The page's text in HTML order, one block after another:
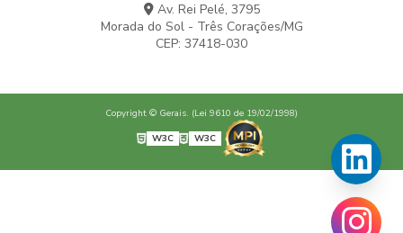
Av. Rei Pelé, 3795
Morada do Sol - Três Corações/MG
CEP: 37418-030
Copyright © Gerais. (Lei 9610 de 19/02/1998)
W3C
W3C